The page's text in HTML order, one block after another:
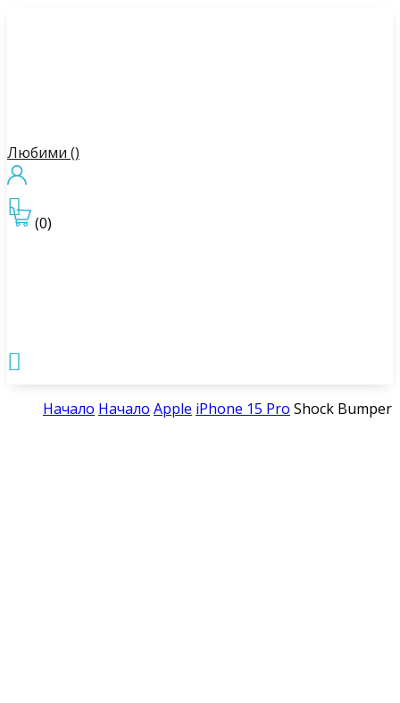
Любими ()
(0)


Начало Начало Apple iPhone 15 Pro Shock Bumper